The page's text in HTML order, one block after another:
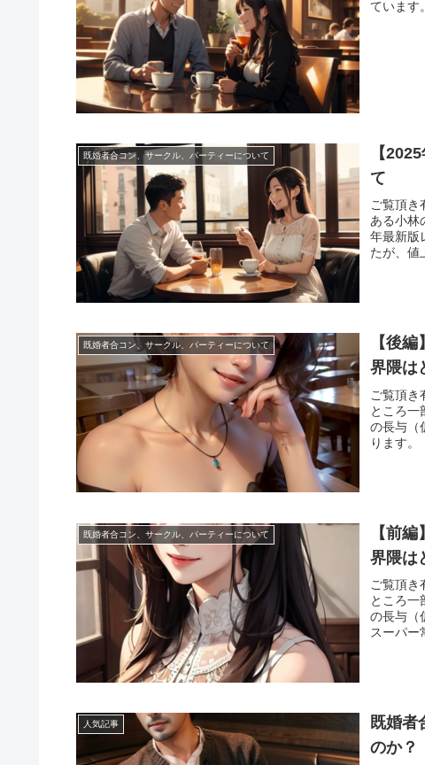
ています。
既婚者合コン、サークル、パーティーについて
【
て
ご覧頂き
ある小林
年最新版
たが、値
既婚者合コン、サークル、パーティーについて
【後
界隈は
ご覧頂き
ところ一
の長与（
ります。
既婚者合コン、サークル、パーティーについて
【前
界隈は
ご覧頂き
ところ一
の長与（
スーパー
人気記事
既婚者
のか？